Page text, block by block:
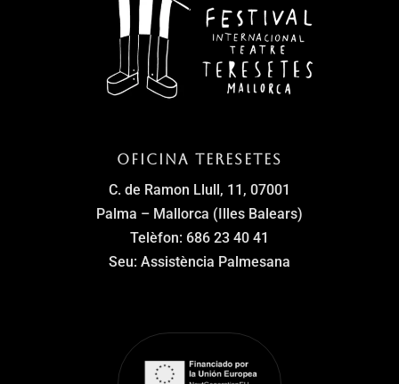
Oficina Teresetes
C. de Ramon Llull, 11, 07001
Palma – Mallorca (Illes Balears)
Telèfon: 686 23 40 41
Seu: Assistència Palmesana